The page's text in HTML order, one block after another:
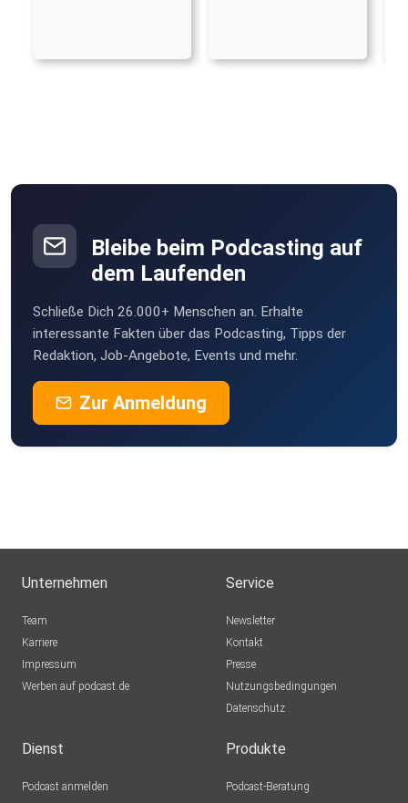
Bleibe beim Podcasting auf
dem Laufenden
Schließe Dich 26.000+ Menschen an. Erhalte
interessante Fakten über das Podcasting, Tipps der
Redaktion, Job-Angebote, Events und mehr.
Zur Anmeldung
Unternehmen
Team
Karriere
Impressum
Werben auf podcast.de
Service
Newsletter
Kontakt
Presse
Nutzungsbedingungen
Datenschutz
Dienst
Podcast anmelden
Produkte
Podcast-Beratung